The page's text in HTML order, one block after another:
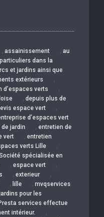
, assainissement , au
dans la
et jardins ainsi que
extérieurs
,
d’espaces verts ,
, depuis plus de
espace vert ,
d’espaces vert
jardin , entretien de
vert , entretien
verts Lille ,
spécialisée en
, espace vert ,
, exterieur ,
, lille , mvqservices
pour les
services effectue
intérieur.
,